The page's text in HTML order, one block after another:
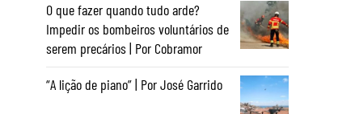
O que fazer quando tudo arde?
Impedir os bombeiros voluntários de
serem precários | Por Cobramor
“A lição de piano” | Por José Garrido